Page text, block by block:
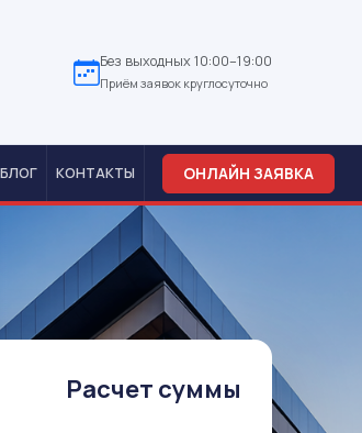
Без выходных 10:00–19:00
Приём заявок круглосуточно
БЛОГ КОНТАКТЫ ОНЛАЙН ЗАЯВКА
Расчет суммы